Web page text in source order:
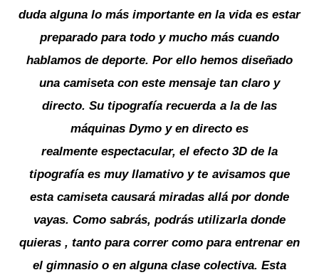
duda alguna lo más importante en la vida es estar
preparado para todo y mucho más cuando
hablamos de deporte. Por ello hemos diseñado
una camiseta con este mensaje tan claro y
directo. Su tipografía recuerda a la de las
máquinas Dymo y en directo es
realmente espectacular, el efecto 3D de la
tipografía es muy llamativo y te avisamos que
esta camiseta causará miradas allá por donde
vayas. Como sabrás, podrás utilizarla donde
quieras , tanto para correr como para entrenar en
el gimnasio o en alguna clase colectiva. Esta